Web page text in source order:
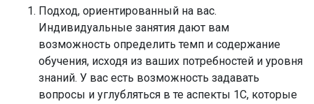
Подход, ориентированный на вас.
Индивидуальные занятия дают вам
возможность определить темп и содержание
обучения, исходя из ваших потребностей и уровня
знаний. У вас есть возможность задавать
вопросы и углубляться в те аспекты 1С, которые